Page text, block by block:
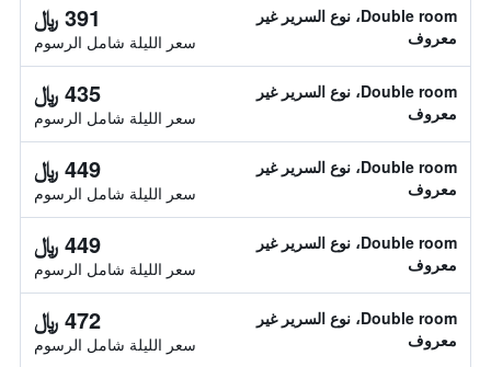
Double room، نوع السرير غير
معروف
391 ﷼
سعر الليلة شامل الرسوم
Double room، نوع السرير غير
معروف
435 ﷼
سعر الليلة شامل الرسوم
Double room، نوع السرير غير
معروف
449 ﷼
سعر الليلة شامل الرسوم
Double room، نوع السرير غير
معروف
449 ﷼
سعر الليلة شامل الرسوم
Double room، نوع السرير غير
معروف
472 ﷼
سعر الليلة شامل الرسوم